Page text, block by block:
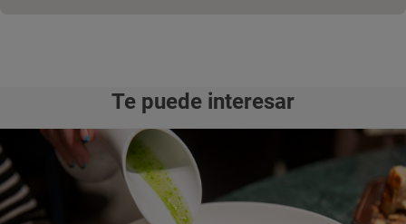
Te puede interesar